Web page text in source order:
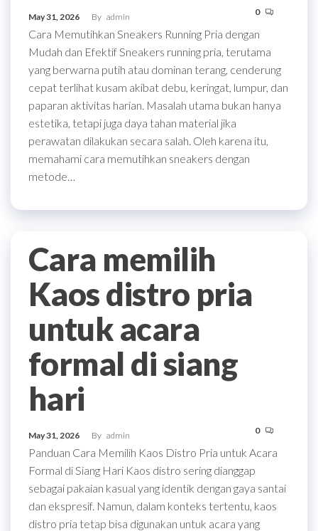
May 31, 2026 By admin 0
Cara Memutihkan Sneakers Running Pria dengan
Mudah dan Efektif Sneakers running pria, terutama
yang berwarna putih atau dominan terang, cenderung
cepat terlihat kusam akibat debu, keringat, lumpur, dan
paparan aktivitas harian. Masalah utama bukan hanya
estetika, tetapi juga daya tahan material jika
perawatan dilakukan secara salah. Oleh karena itu,
memahami cara memutihkan sneakers dengan
metode…
Cara memilih
Kaos distro pria
untuk acara
formal di siang
hari
May 31, 2026 By admin 0
Panduan Cara Memilih Kaos Distro Pria untuk Acara
Formal di Siang Hari Kaos distro sering dianggap
sebagai pakaian kasual yang identik dengan gaya santai
dan ekspresif. Namun, dalam konteks tertentu, kaos
distro pria tetap bisa digunakan untuk acara yang